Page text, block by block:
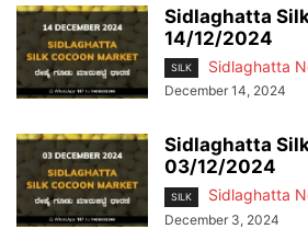
Sidlaghatta
14/12/2024
SILK Sidlaghatta
December 14, 2024
Sidlaghatta
03/12/2024
SILK Sidlaghatta
December 3, 2024